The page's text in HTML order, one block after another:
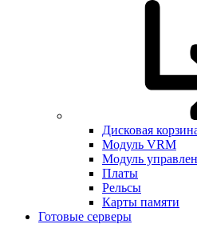
Дисковая
Модуль VRM
Модуль
Платы
Рельсы
Карты памяти
Готовые серверы